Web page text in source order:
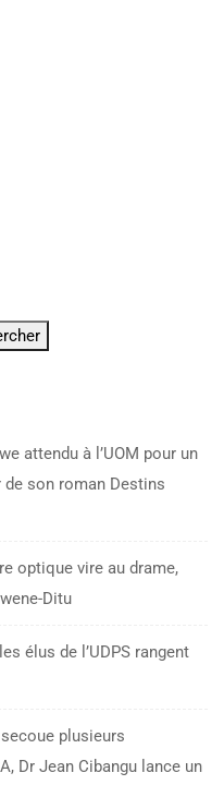
attendu à l’UOM pour un
son roman Destins
optique vire au drame,
Ditu
élus de l’UDPS rangent
plusieurs
Dr Jean Cibangu lance un